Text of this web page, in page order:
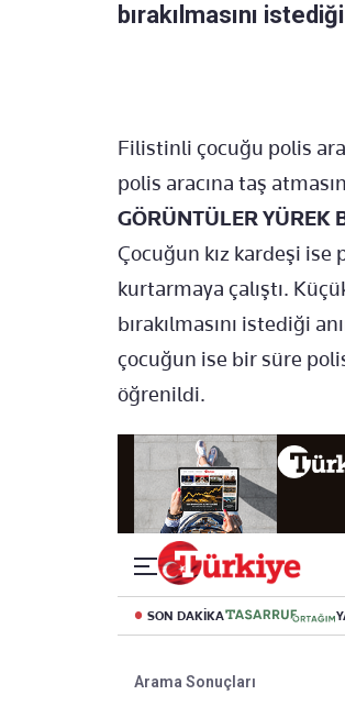
bırakılmasını
Filistinli çocuğu polis
polis aracına taş
GÖRÜNTÜLER YÜREK
Çocuğun kız kardeşi ise
kurtarmaya çalıştı.
bırakılmasını istediği
çocuğun ise bir süre
öğrenildi.